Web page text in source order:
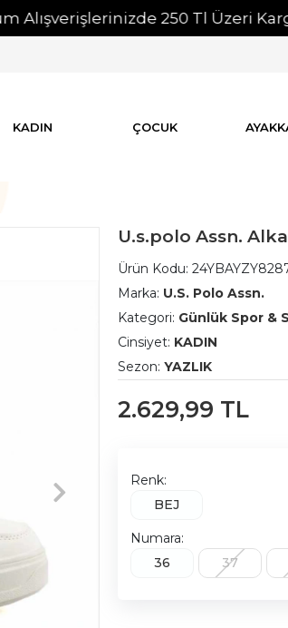
250 Tl Üzeri Kargo
KADIN ÇOCUK
U.s.polo Assn.
Ürün Kodu:
Marka: U.S. Polo Assn.
Kategori: Günlük Spor &
Cinsiyet: KADIN
Sezon: YAZLIK
2.629,99 TL
Renk:
BEJ
Numara:
36
37